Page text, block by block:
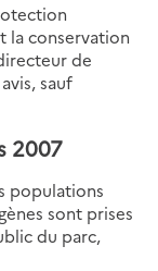
la conservation
de
sauf
2007
populations
sont prises
du parc,